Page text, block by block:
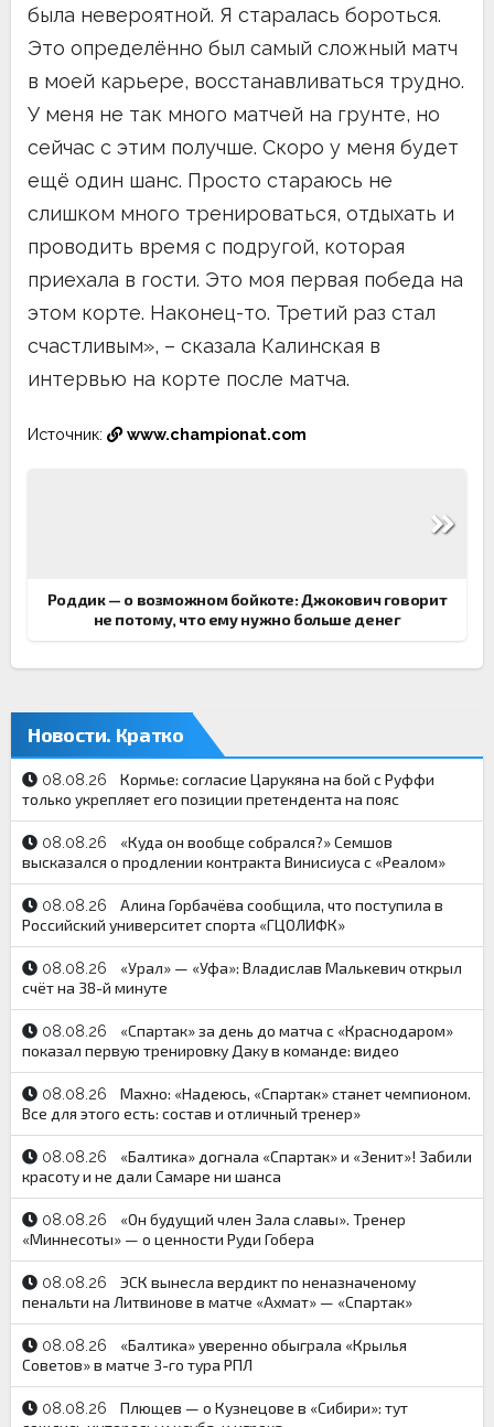
была невероятной. Я старалась бороться.
Это определённо был самый сложный матч
в моей карьере, восстанавливаться трудно.
У меня не так много матчей на грунте, но
сейчас с этим получше. Скоро у меня будет
ещё один шанс. Просто стараюсь не
слишком много тренироваться, отдыхать и
проводить время с подругой, которая
приехала в гости. Это моя первая победа на
этом корте. Наконец-то. Третий раз стал
счастливым», – сказала Калинская в
интервью на корте после матча.
Источник: www.championat.com
Роддик — о возможном бойкоте: Джокович говорит
не потому, что ему нужно больше денег
Новости. Кратко
08.08.26
Кормье: согласие Царукяна на бой с Руффи
только укрепляет его позиции претендента на пояс
08.08.26
«Куда он вообще собрался?» Семшов
высказался о продлении контракта Винисиуса с «Реалом»
08.08.26
Алина Горбачёва сообщила, что поступила в
Российский университет спорта «ГЦОЛИФК»
08.08.26
«Урал» — «Уфа»: Владислав Малькевич открыл
счёт на 38-й минуте
08.08.26
«Спартак» за день до матча с «Краснодаром»
показал первую тренировку Даку в команде: видео
08.08.26
Махно: «Надеюсь, «Спартак» станет чемпионом.
Все для этого есть: состав и отличный тренер»
08.08.26
«Балтика» догнала «Спартак» и «Зенит»! Забили
красоту и не дали Самаре ни шанса
08.08.26
«Он будущий член Зала славы». Тренер
«Миннесоты» — о ценности Руди Гобера
08.08.26
ЭСК вынесла вердикт по неназначеному
пенальти на Литвинове в матче «Ахмат» — «Спартак»
08.08.26
«Балтика» уверенно обыграла «Крылья
Советов» в матче 3-го тура РПЛ
08.08.26
Плющев — о Кузнецове в «Сибири»: тут